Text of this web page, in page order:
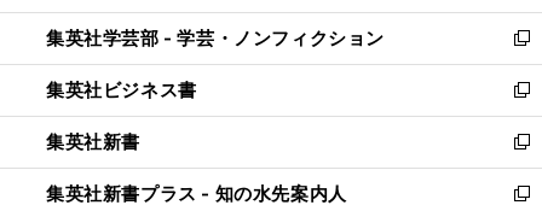
開
く
ウ
で
開
く
ン
ド
ウ
で
開
く
ウ
ィ
ン
ド
ウ
で
開
く
集英社学芸部 - 学芸・ノンフィクション
新
し
い
ウ
ィ
ン
ド
集英社ビジネス書
新
し
い
ウ
ィ
集英社新書
新
し
い
集英社新書プラス - 知の水先案内人
新